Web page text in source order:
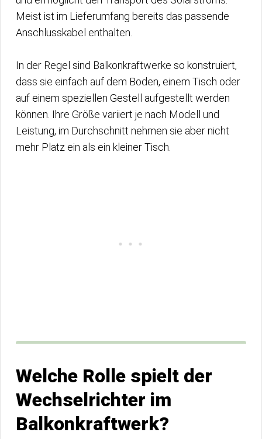
Meist ist im Lieferumfang bereits das passende
Anschlusskabel enthalten.
In der Regel sind Balkonkraftwerke so konstruiert,
dass sie einfach auf dem Boden, einem Tisch oder
auf einem speziellen Gestell aufgestellt werden
können. Ihre Größe variiert je nach Modell und
Leistung, im Durchschnitt nehmen sie aber nicht
mehr Platz ein als ein kleiner Tisch.
Welche Rolle spielt der
Wechselrichter im
Balkonkraftwerk?